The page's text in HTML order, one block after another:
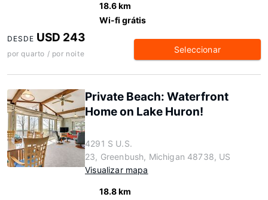
18.6 km
Wi-fi grátis
DESDE USD 243
por quarto / por noite Seleccionar
Private Beach: Waterfront
Home on Lake Huron!
4291 S U.S.
23, Greenbush, Michigan 48738, US
Visualizar mapa
18.8 km